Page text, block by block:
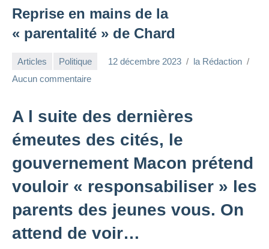
Reprise en mains de la
« parentalité » de Chard
Articles Politique 12 décembre 2023
la Rédaction
Aucun commentaire
A l suite des dernières
émeutes des cités, le
gouvernement Macon prétend
vouloir « responsabiliser » les
parents des jeunes vous. On
attend de voir…